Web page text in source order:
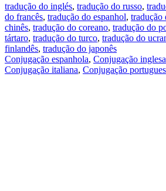
tradução do inglés, tradução do russo,
do francês, tradução do espanhol, tradução
chinês, tradução do coreano, tradução do
tártaro, tradução do turco, tradução do
finlandês, tradução do japonês
Conjugação espanhola, Conjugação inglesa
Conjugação italiana, Conjugação